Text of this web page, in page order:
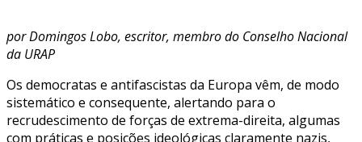
por Domingos Lobo, escritor, membro do Conselho Nacional
da URAP
Os democratas e antifascistas da Europa vêm, de modo
sistemático e consequente, alertando para o
recrudescimento de forças de extrema-direita, algumas
com práticas e posições ideológicas claramente nazis,